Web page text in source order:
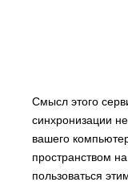
Смысл этого
синхронизации
вашего
пространством
пользоваться